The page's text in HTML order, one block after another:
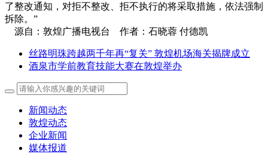
了整改通知，对拒不整改、拒不执行的将采取措施，依法强制
拆除。”
源自：敦煌广播电视台 作者：石晓蓉 付德凯
丝路明珠跨越两千年再“复关” 敦煌机场海关揭牌成立
酒泉市学前教育技能大赛在敦煌举办
新闻动态
敦煌动态
企业新闻
媒体报道